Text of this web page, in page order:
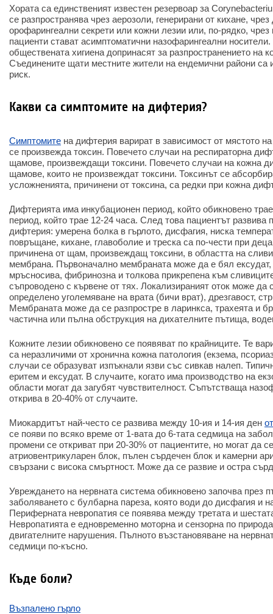
Хората са единственият известен резервоар за
се разпространява чрез аерозоли, генерирани от кихане, чрез
орофарингеални секрети или кожни лезии или, по-рядко,
пациенти стават асимптоматични назофарингеални
обществената хигиена допринасят за разпространението на
Съединените щати местните жители на ендемични райони са
риск.
Какви са симптомите на дифтерия?
Симптомите на дифтерия варират в зависимост от мястото
се произвежда токсин. Повечето случаи на респираторна
щамове, произвеждащи токсини. Повечето случаи на кожна
щамове, които не произвеждат токсини. Токсинът се
усложненията, причинени от токсина, са редки при кожна
Дифтерията има инкубационен период, който обикновено
период, който трае 12-24 часа. След това пациентът развива
дифтерия: умерена болка в гърлото, дисфагия, ниска
повръщане, кихане, главоболие и треска са по-чести при
причинена от щам, произвеждащ токсини, в областта на
мембрана. Първоначално мембраната може да е бял ексудат,
мръсносива, фибринозна и толкова прикрепена към
съпроводено с кървене от тях. Локализираният оток може да
определено уголемяване на врата (бичи врат), дрезгавост,
Мембраната може да се разпростре в ларинкса, трахеята и
частична или пълна обструкция на дихателните пътища,
Кожните лезии обикновено се появяват по крайниците. Те
са неразличими от хронична кожна патология (екзема,
случаи се образуват изпъкнали язви със сивкав налеп.
еритем и ексудат. В случаите, когато има производство на
области могат да загубят чувствителност. Съпътстваща
открива в 20-40% от случаите.
Миокардитът най-често се развива между 10-ия и 14-ия ден
се появи по всяко време от 1-вата до 6-тата седмица на
промени се откриват при 20-30% от пациентите, но могат да
атриовентрикуларен блок, пълен сърдечен блок и камерни
свързани с висока смъртност. Може да се развие и остра
Увреждането на нервната система обикновено започва през
заболяването с булбарна пареза, която води до дисфагия и
Периферната невропатия се появява между третата и
Невропатията е едновременно моторна и сензорна по
двигателните нарушения. Пълното възстановяване на
седмици по-късно.
Къде боли?
Възпалено гърло